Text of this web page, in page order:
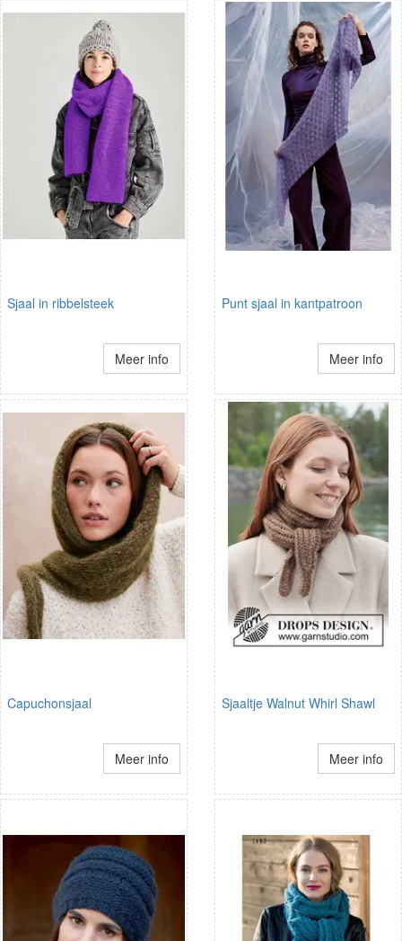
Sjaal in ribbelsteek
Meer info
Punt sjaal in kantpatroon
Meer info
Capuchonsjaal
Meer info
Sjaaltje Walnut Whirl Shawl
Meer info